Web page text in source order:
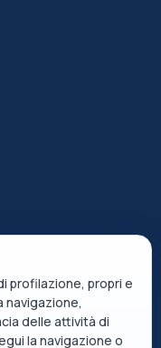
dei dati
profilazione, propri e
navigazione,
delle attività di
la navigazione o